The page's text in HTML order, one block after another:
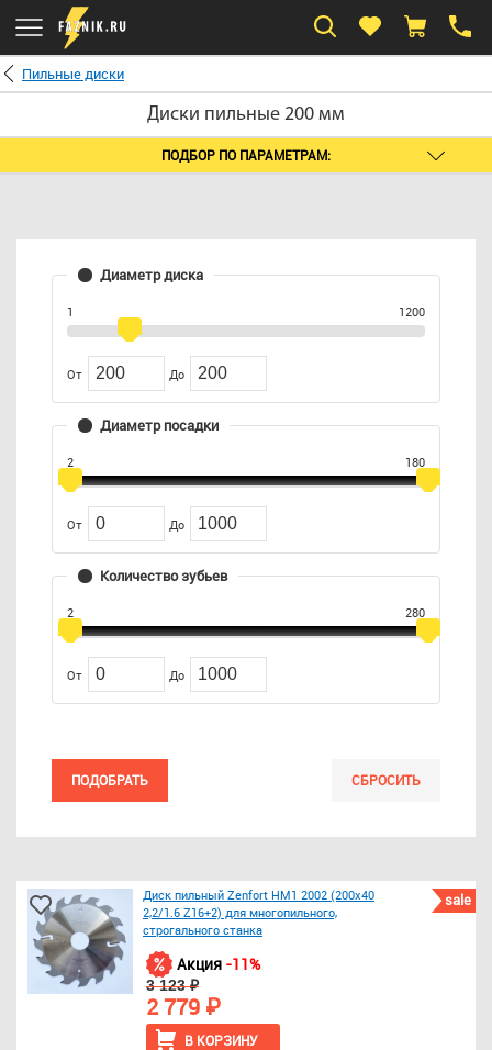
Пильные диски
Диски пильные 200 мм
ПОДБОР ПО ПАРАМЕТРАМ:
Диаметр диска
1 1200
От До
Диаметр посадки
2 180
От До
Количество зубьев
2 280
От До
ПОДОБРАТЬ СБРОСИТЬ
sale
Диск пильный Zenfort HM1 2002 (200x40
2,2/1.6 Z16+2) для многопильного,
строгального станка
В КОРЗИНУ
Акция -11%
3 123 ₽
2 779 ₽